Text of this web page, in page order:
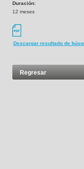
Duración:
12 meses
Descargar resultado de
Regresar